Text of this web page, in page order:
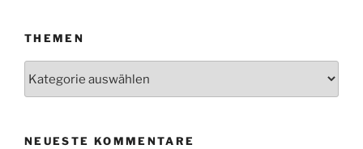
THEMEN
NEUESTE KOMMENTARE